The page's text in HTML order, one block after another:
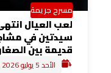
مسرح جريمة
لعب العيال
سيدتين في
قديمة بين
الأحد 5 يوليو 2026 2:10 م